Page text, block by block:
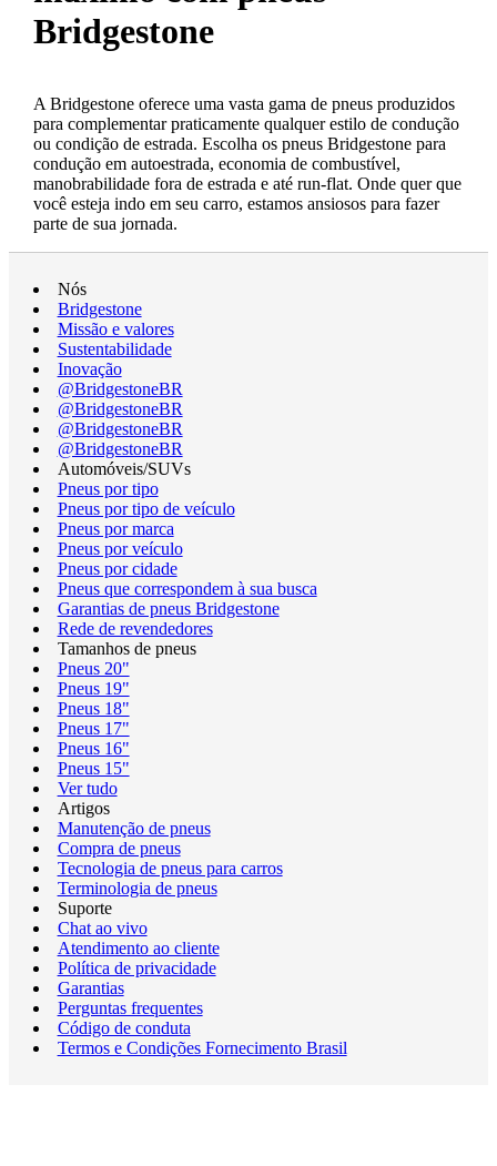
Bridgestone
A Bridgestone oferece uma vasta gama de pneus produzidos
para complementar praticamente qualquer estilo de condução
ou condição de estrada. Escolha os pneus Bridgestone para
condução em autoestrada, economia de combustível,
manobrabilidade fora de estrada e até run-flat. Onde quer que
você esteja indo em seu carro, estamos ansiosos para fazer
parte de sua jornada.
Nós
Bridgestone
Missão e valores
Sustentabilidade
Inovação
@BridgestoneBR
@BridgestoneBR
@BridgestoneBR
@BridgestoneBR
Automóveis/SUVs
Pneus por tipo
Pneus por tipo de veículo
Pneus por marca
Pneus por veículo
Pneus por cidade
Pneus que correspondem à sua busca
Garantias de pneus Bridgestone
Rede de revendedores
Tamanhos de pneus
Pneus 20"
Pneus 19"
Pneus 18"
Pneus 17"
Pneus 16"
Pneus 15"
Ver tudo
Artigos
Manutenção de pneus
Compra de pneus
Tecnologia de pneus para carros
Terminologia de pneus
Suporte
Chat ao vivo
Atendimento ao cliente
Política de privacidade
Garantias
Perguntas frequentes
Código de conduta
Termos e Condições Fornecimento Brasil